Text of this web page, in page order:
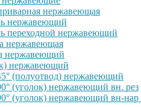
нержавеющая
нержавеющий
переходной нержавеющий
нержавеющая
нержавеющий
нержавеющий
(полуотвод) нержавеющий
(уголок) нержавеющий вн. рез
(уголок) нержавеющий вн-нар